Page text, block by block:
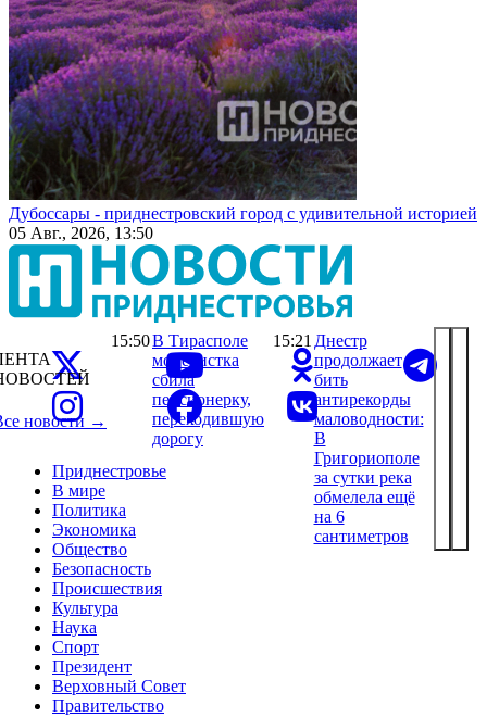
Дубоссары - приднестровский город с удивительной историей
05 Авг., 2026, 13:50
Приднестровье
В мире
Политика
Экономика
Общество
Безопасность
Происшествия
Культура
Наука
Спорт
Президент
Верховный Совет
Правительство
новости →
15:50В Тирасполе
мопедистка
сбила
пенсионерку,
переходившую
дорогу
15:21 Днестр
продолжает
бить
антирекорды
маловодности:
В
Григориополе
за сутки река
обмелела ещё
на 6
сантиметров